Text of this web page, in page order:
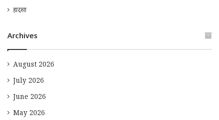
हादसा
Archives
August 2026
July 2026
June 2026
May 2026